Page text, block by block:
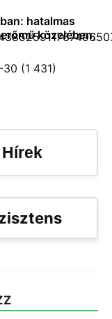
hatalmas
közelében,
30 (1 431)